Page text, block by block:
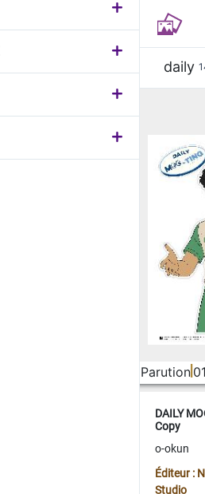
daily
Parution
DAILY
Copy
o-okun
Éditeur :
Studio